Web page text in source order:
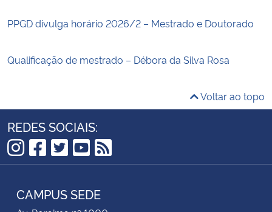
PPGD divulga horário 2026/2 – Mestrado e Doutorado
Qualificação de mestrado – Débora da Silva Rosa
Voltar ao topo
REDES SOCIAIS:
Instagram
Facebook
Twitter
YouTube
RSS
CAMPUS SEDE